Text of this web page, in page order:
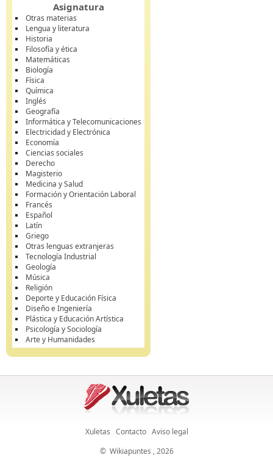
Asignatura
Otras materias
Lengua y literatura
Historia
Filosofía y ética
Matemáticas
Biología
Física
Química
Inglés
Geografía
Informática y Telecomunicaciones
Electricidad y Electrónica
Economía
Ciencias sociales
Derecho
Magisterio
Medicina y Salud
Formación y Orientación Laboral
Francés
Español
Latín
Griego
Otras lenguas extranjeras
Tecnología Industrial
Geología
Música
Religión
Deporte y Educación Física
Diseño e Ingeniería
Plástica y Educación Artística
Psicología y Sociología
Arte y Humanidades
Xuletas Contacto Aviso legal
© Wikiapuntes , 2026